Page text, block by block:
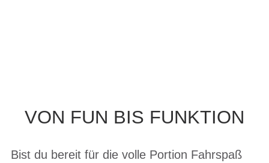
VON FUN BIS FUNKTION
Bist du bereit für die volle Portion Fahrspaß